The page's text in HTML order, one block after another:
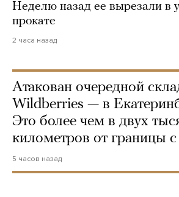
Неделю назад ее вырезали в
прокате
2 часа назад
Атакован очередной
Wildberries — в
Это более чем в двух
километров от границы
5 часов назад